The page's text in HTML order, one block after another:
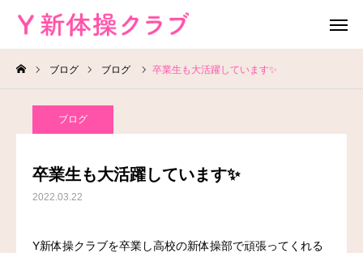
ブログ ブログ 卒業生も大活躍しています✨
ブログ
卒業生も大活躍しています✨
2022.03.22
Y新体操クラブを卒業し高校の新体操部で頑張ってくれる
無料体験
HOME